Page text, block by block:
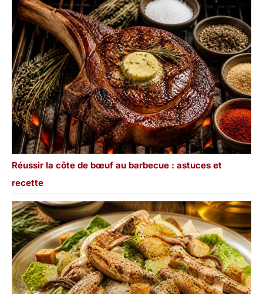
Réussir la côte de bœuf au barbecue : astuces et
recette